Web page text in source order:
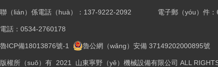
聯（lián）係電話（huà）：137-9222-2092 電子郵（yóu）件
電話：0534-2760178
魯ICP備18013876號-1 魯公網（wǎng）安備 37149202000895號
版權所（suǒ）有 2021 山東寧野（yě）機械設備有限公司 ALL